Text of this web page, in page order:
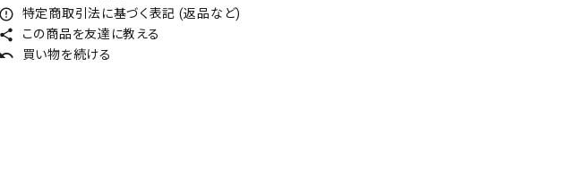
error_outline 特定商取引法に基づく表記 (返品など)
share この商品を友達に教える
undo 買い物を続ける